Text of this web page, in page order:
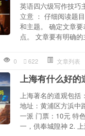
英语四六级写作技巧
立意 ： 仔细阅读题
和主题。 确定文章
点。 文章要有明确
0 622 文章列表
上海有什么好的
上海著名的道观包
地址：黄浦区方浜中
一派 门票：10元 特
一，供奉城隍神 2.